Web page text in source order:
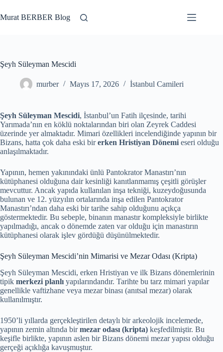
to
content
Murat BERBER Blog
Şeyh Süleyman Mescidi
murber Mayıs 17, 2026 İstanbul Camileri
Şeyh Süleyman Mescidi, İstanbul’un Fatih ilçesinde, tarihi
Yarımada’nın en köklü noktalarından biri olan Zeyrek Caddesi
üzerinde yer almaktadır. Mimari özellikleri incelendiğinde yapının bir
Bizans, hatta çok daha eski birerken Hristiyan Dönemi eseri olduğu
anlaşılmaktadır.
Yapının, hemen yakınındaki ünlü Pantokrator Manastırı’nın
kütüphanesi olduğuna dair kesinliği kanıtlanmamış çeşitli görüşler
mevcuttur. Ancak yapıda kullanılan inşa tekniği, kuzeydoğusunda
bulunan ve 12. yüzyılın ortalarında inşa edilen Pantokrator
Manastırı’ndan daha eski bir tarihe sahip olduğunu açıkça
göstermektedir. Bu sebeple, binanın manastır kompleksiyle birlikte
yapılmadığı, ancak o dönemde zaten var olduğu için manastırın
kütüphanesi olarak işlev gördüğü düşünülmektedir.
Şeyh Süleyman Mescidi’nin Mimarisi ve Mezar Odası (Kripta)
Şeyh Süleyman Mescidi, erken Hristiyan ve ilk Bizans dönemlerinin
tipik merkezi planlı yapılarındandır. Tarihte bu tarz mimari yapılar
genellikle vaftizhane veya mezar binası (anıtsal mezar) olarak
kullanılmıştır.
1950’li yıllarda gerçekleştirilen detaylı bir arkeolojik incelemede,
yapının zemin altında birmezar odası (kripta) keşfedilmiştir. Bu
keşifle birlikte, yapının aslen bir Bizans dönemi mezar yapısı olduğu
gerçeği açıklığa kavuşmuştur.